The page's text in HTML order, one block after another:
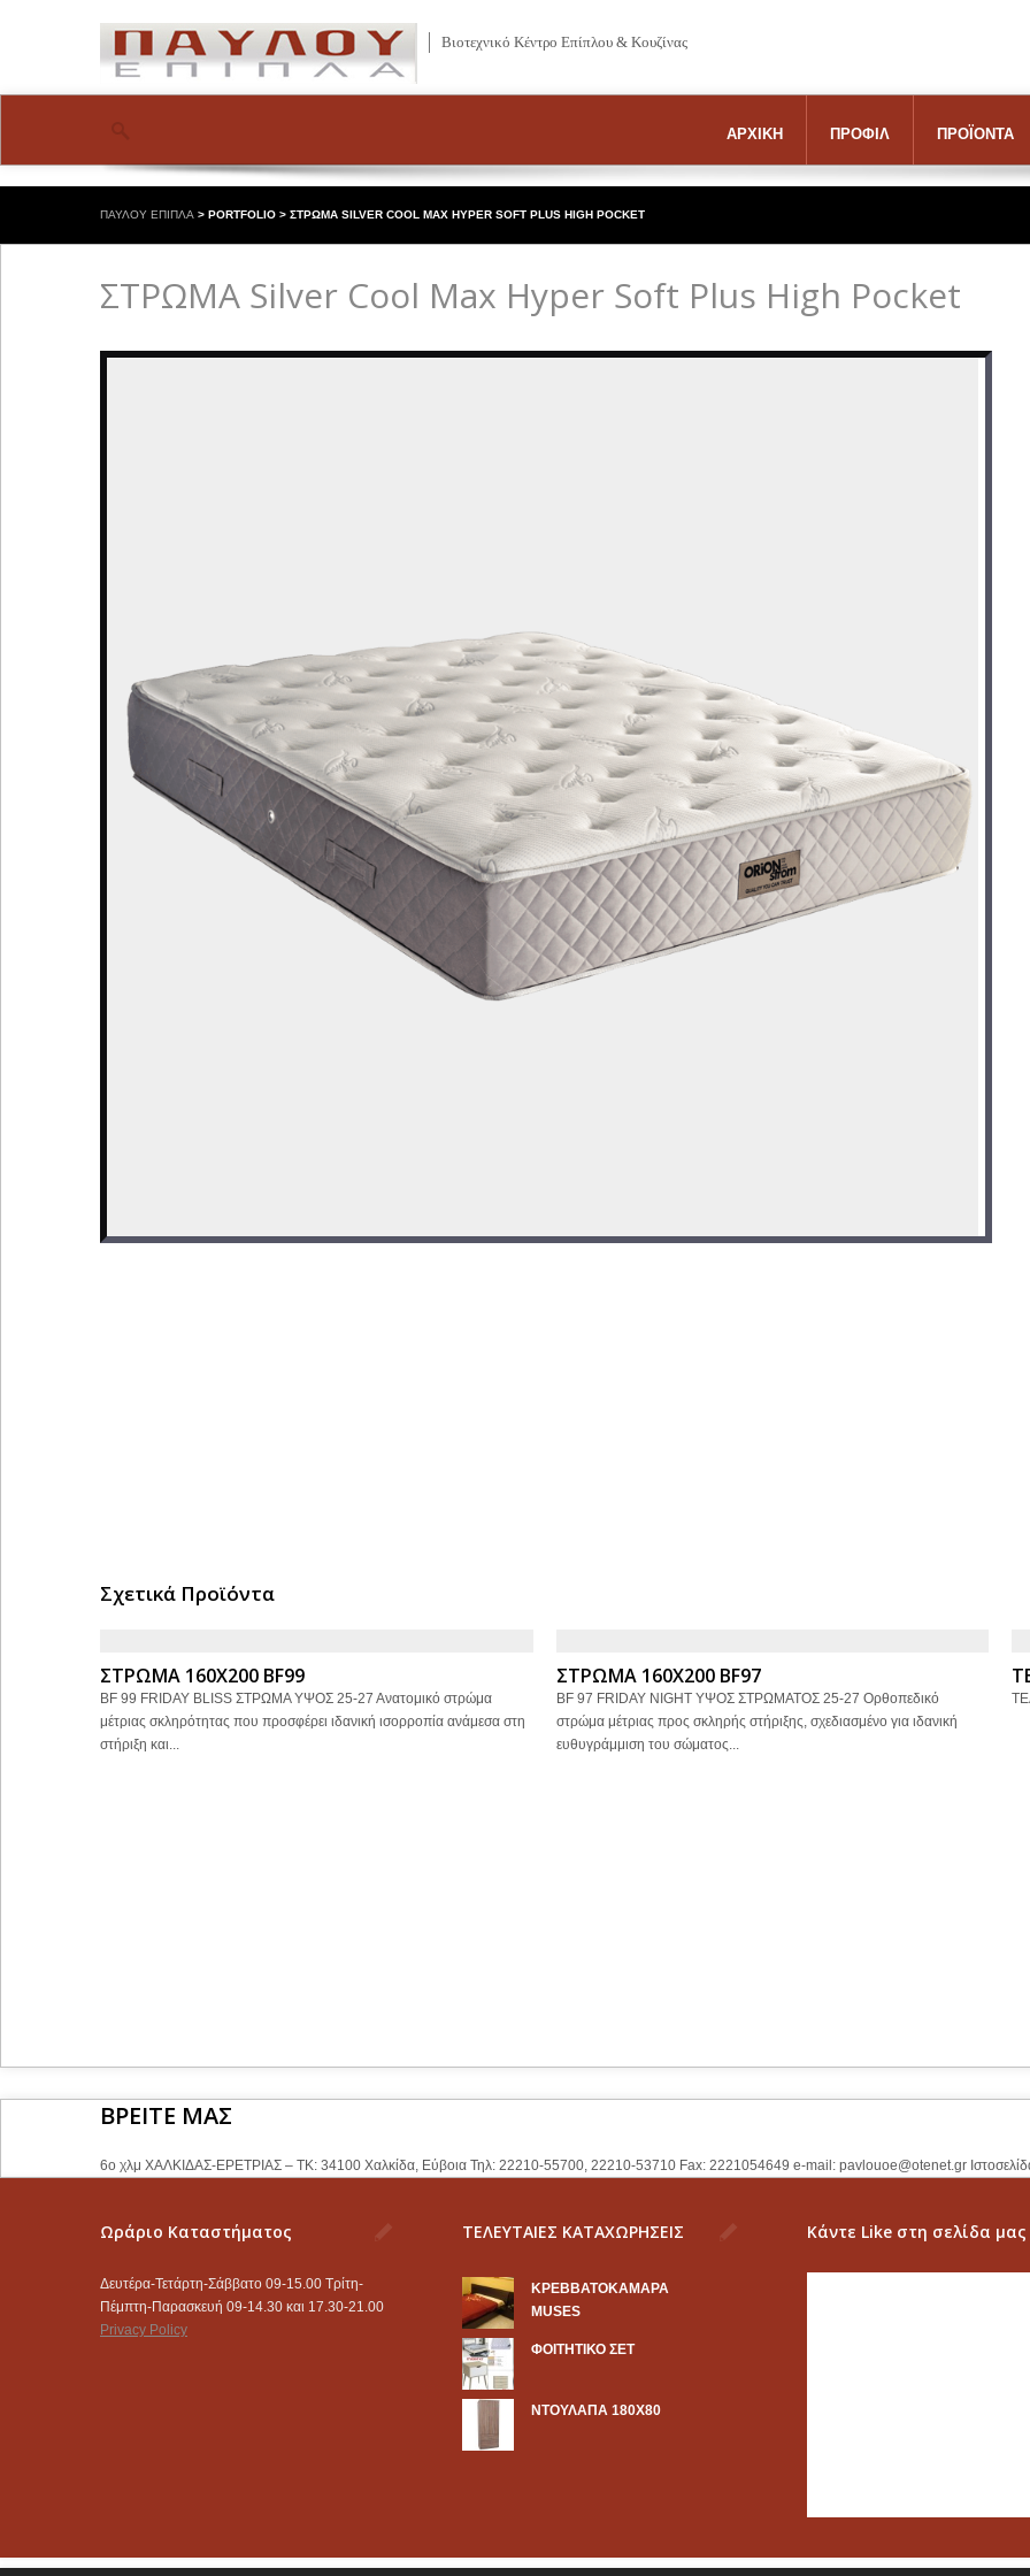
Βιοτεχνικό Κέντρο Επίπλου & Κουζίνας
ΑΡΧΙΚΗ ΠΡΟΦΙΛ ΠΡΟΪΟΝΤΑ
ΠΑΥΛΟΥ ΕΠΙΠΛΑ > PORTFOLIO > ΣΤΡΩΜΑ SILVER COOL MAX HYPER SOFT PLUS HIGH POCKET
ΣΤΡΩΜΑ Silver Cool Max Hyper Soft Plus High Pocket
Σχετικά Προϊόντα
ΣΤΡΩΜΑ 160Χ200 BF99
BF 99 FRIDAY BLISS ΣΤΡΩΜΑ ΥΨΟΣ 25-27 Ανατομικό στρώμα
μέτριας σκληρότητας που προσφέρει ιδανική ισορροπία ανάμεσα στη
στήριξη και...
ΣΤΡΩΜΑ 160Χ200 BF97
BF 97 FRIDAY NIGHT ΥΨΟΣ ΣΤΡΩΜΑΤΟΣ 25-27 Ορθοπεδικό
στρώμα μέτριας προς σκληρής στήριξης, σχεδιασμένο για ιδανική
ευθυγράμμιση του σώματος...
ΒΡΕΙΤΕ ΜΑΣ
6ο χλμ ΧΑΛΚΙΔΑΣ-ΕΡΕΤΡΙΑΣ – ΤΚ: 34100 Χαλκίδα, Εύβοια Τηλ: 22210-55700, 22210-53710 Fax: 2221054649 e-mail: pavlouoe@otenet.gr
Ωράριο Καταστήματος
Δευτέρα-Τετάρτη-Σάββατο 09-15.00 Τρίτη-
Πέμπτη-Παρασκευή 09-14.30 και 17.30-21.00
Privacy Policy
ΤΕΛΕΥΤΑΙΕΣ ΚΑΤΑΧΩΡΗΣΕΙΣ
KΡΕΒΒΑΤΟΚΑΜΑΡΑ
MUSES
ΦΟΙΤΗΤΙΚΟ ΣΕΤ
ΝΤΟΥΛΑΠΑ 180Χ80
Κάντε Like στη σελίδα μας